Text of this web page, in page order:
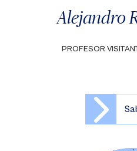
Alejandro
PROFESOR